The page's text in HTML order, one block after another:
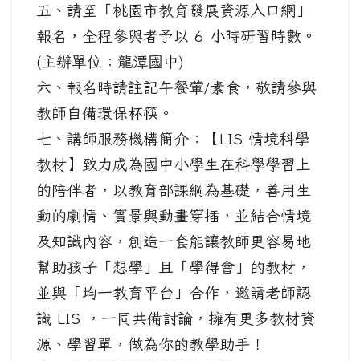
五、請至「桃園市教育發展資源入口網」
報名，全程參與者予以 6 小時研習時數。
(主辦單位：龍潭國中)
六、報名時請註記午餐葷/素食，敬請參與
教師自備環保杯筷。
七、講師服務機構簡介：【LIS 情境科學
教材】致力成為國中小學生在科學學習上
的陪伴者，以教育部課綱為基礎，善用生
動的劇情、實景與動畫穿插，並結合情境
及知識內容，創造一套能讓教師更容易地
幫助孩子「想學」且「學得會」的教材，
並與「均一教育平台」合作，邀請老師認
識 LIS ，一同共備討論，擁有更多教材資
源、學習單，做為你的教學助手！